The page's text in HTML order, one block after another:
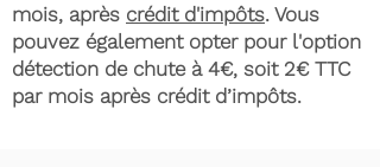
mois, après crédit d'impôts. Vous
pouvez également opter pour l'option
détection de chute à 4€, soit 2€ TTC
par mois après crédit d’impôts.